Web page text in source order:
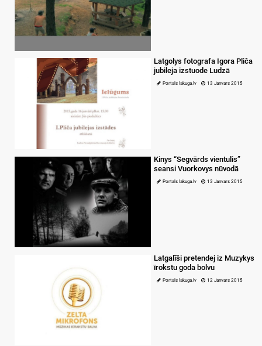
Latgolys fotografa Igora Pliča
jubileja izstuode Ludzā
Portals lakuga.lv 13 Janvars 2015
Kinys “Segvārds vientulis”
seansi Vuorkovys nūvodā
Portals lakuga.lv 13 Janvars 2015
Latgalīši pretendej iz Muzykys
īrokstu goda bolvu
Portals lakuga.lv 12 Janvars 2015